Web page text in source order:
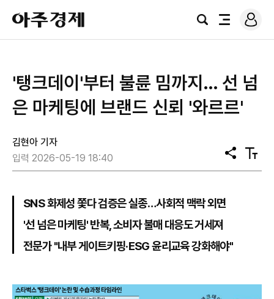
아
주
경
검
전
로
그
'탱크데이'부터 불륜 밈까지… 선 넘
은 마케팅에 브랜드 신뢰 '와르르'
김현아 기자
입력 2026-05-19 18:40
공
유
텍
스
SNS 화제성 쫓다 검증은 실종…사회적 맥락 외면
'선 넘은 마케팅' 반복, 소비자 불매 대응도 거세져
전문가 "내부 게이트키핑·ESG 윤리교육 강화해야"